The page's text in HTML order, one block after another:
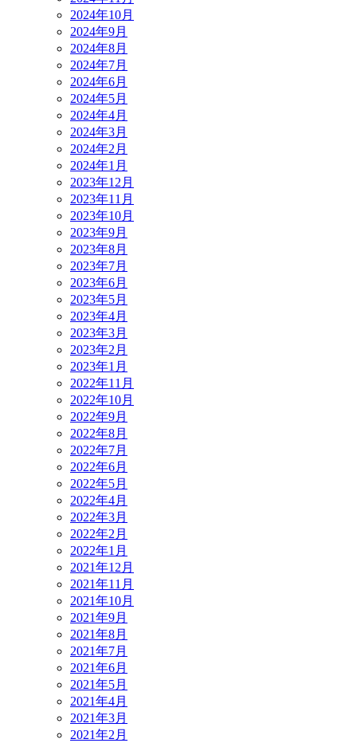
2024年10月
2024年9月
2024年8月
2024年7月
2024年6月
2024年5月
2024年4月
2024年3月
2024年2月
2024年1月
2023年12月
2023年11月
2023年10月
2023年9月
2023年8月
2023年7月
2023年6月
2023年5月
2023年4月
2023年3月
2023年2月
2023年1月
2022年11月
2022年10月
2022年9月
2022年8月
2022年7月
2022年6月
2022年5月
2022年4月
2022年3月
2022年2月
2022年1月
2021年12月
2021年11月
2021年10月
2021年9月
2021年8月
2021年7月
2021年6月
2021年5月
2021年4月
2021年3月
2021年2月